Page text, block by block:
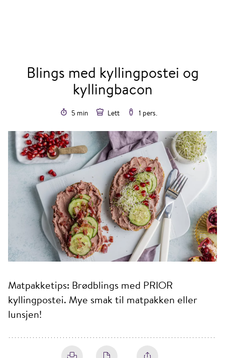
Blings med kyllingpostei og
kyllingbacon
5 min Lett 1 pers.
Matpakketips: Brødblings med PRIOR
kyllingpostei. Mye smak til matpakken eller
lunsjen!